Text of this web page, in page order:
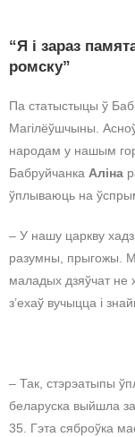
“Я і зараз
ромску”
Па статыстыцы ў
Магілёўшчыны.
народам у нашым
Бабруйчанка Аліна
ўплываюць на
– У нашу царкву
разумны, прыгожы.
маладых дзяўчат не
з’ехаў вучыцца і
– Так, стэрэатыпы
беларуска выйшла
35. Гэта сяброўка